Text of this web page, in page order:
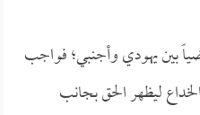
بين يهودي وأجنبي؛ فواجب
ليظهر الحق بجانب